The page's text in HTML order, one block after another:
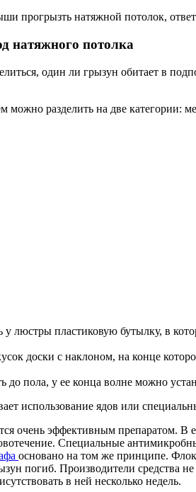
прогрызть натяжной потолок,
натяжного потолка
один ли грызун обитает в
можно разделить на две категории:
люстры пластиковую бутылку, в
доски с наклоном, на конце
до пола, у ее конца волне можно
использование ядов или
очень эффективным препаратом. В
Специальные
основано на том же принципе.
погиб. Производители средства
в ней несколько недель.